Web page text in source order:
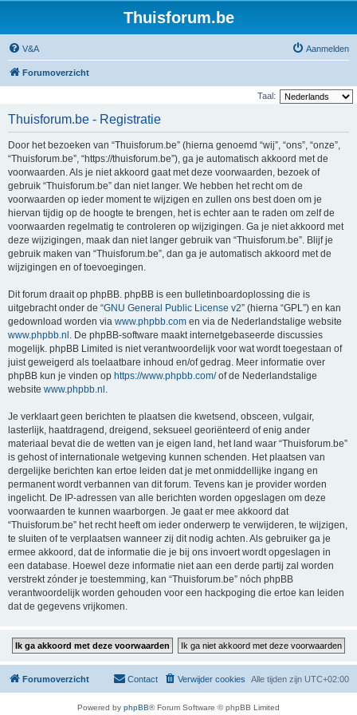
Thuisforum.be
V&A Aanmelden
Forumoverzicht
Taal:
Thuisforum.be - Registratie
Door het bezoeken van “Thuisforum.be” (hierna genoemd “wij”, “ons”, “onze”,
“Thuisforum.be”, “https://thuisforum.be”), ga je automatisch akkoord met de
voorwaarden. Als je niet akkoord gaat met deze voorwaarden, bezoek of
gebruik “Thuisforum.be” dan niet langer. We hebben het recht om de
voorwaarden op ieder moment te wijzigen en zullen ons best doen om je
hiervan tijdig op de hoogte te brengen, het is echter aan te raden om zelf de
voorwaarden regelmatig te controleren op wijzigingen. Ga je niet akkoord met
deze wijzigingen, maak dan niet langer gebruik van “Thuisforum.be”. Blijf je
gebruik maken van “Thuisforum.be”, dan ga je automatisch akkoord met de
wijzigingen en of toevoegingen.
Dit forum draait op phpBB. phpBB is een bulletinboardoplossing die is
uitgebracht onder de “GNU General Public License v2” (hierna “GPL”) en kan
gedownload worden via www.phpbb.com en via de Nederlandstalige website
www.phpbb.nl . De phpBB-software maakt internetgebaseerde discussies
mogelijk. phpBB Limited is niet verantwoordelijk voor wat wordt toegestaan of
juist geweigerd als toelaatbare inhoud en/of gedrag. Meer informatie over
phpBB kun je vinden op https://www.phpbb.com/of de Nederlandstalige
website www.phpbb.nl .
Je verklaart geen berichten te plaatsen die kwetsend, obsceen, vulgair,
lasterlijk, haatdragend, dreigend, seksueel georiënteerd of enig ander
materiaal bevat die de wetten van je eigen land, het land waar “Thuisforum.be”
is gehost of internationale wetgeving kunnen schenden. Het plaatsen van
dergelijke berichten kan ertoe leiden dat je met onmiddellijke ingang en
permanent wordt verbannen van dit forum. Tevens kan je provider worden
ingelicht. De IP-adressen van alle berichten worden opgeslagen om deze
voorwaarden te kunnen waarborgen. Je gaat er mee akkoord dat
“Thuisforum.be” het recht heeft om ieder onderwerp te verwijderen, te wijzigen,
te sluiten of te verplaatsen wanneer zij dit nodig achten. Als gebruiker ga je
ermee akkoord, dat de informatie die je bij ons invoert wordt opgeslagen in
een database. Hoewel deze informatie niet aan een derde partij zal worden
verstrekt zónder je toestemming, kan “Thuisforum.be” nóch phpBB
verantwoordelijk worden gehouden voor een hackpoging die ertoe kan leiden
dat de gegevens vrijkomen.
Forumoverzicht Alle tijden zijn UTC+02:00
Verwijder cookies
Contact
Powered by phpBB® Forum Software © phpBB Limited